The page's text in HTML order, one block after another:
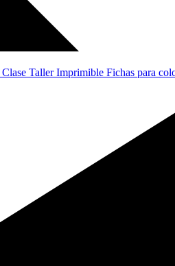
Clase TallerImprimible Fichas para